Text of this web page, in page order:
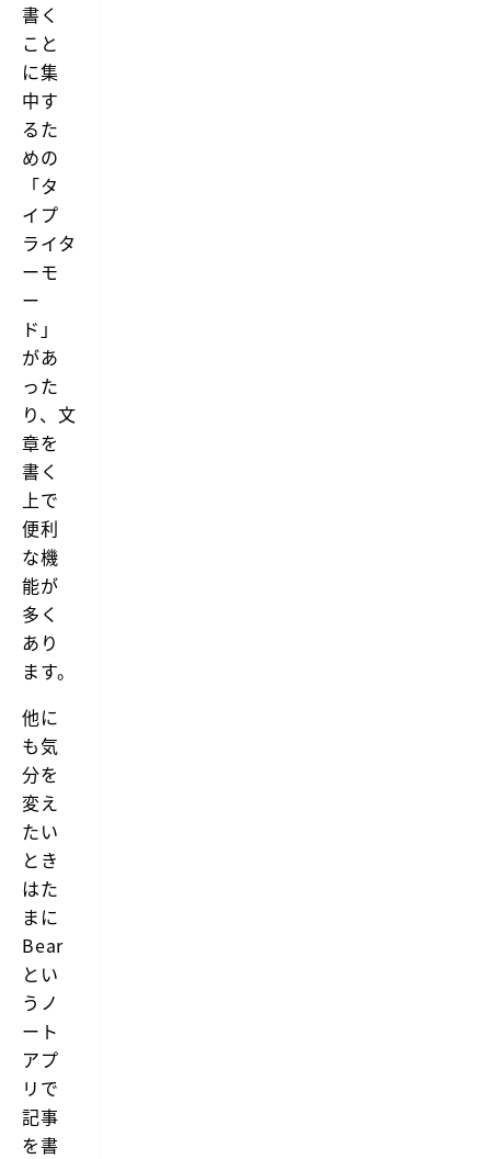
書く
こと
に集
中す
るた
めの
「タ
イプ
ライタ
ーモ
ー
ド」
があ
った
り、文
章を
書く
上で
便利
な機
能が
多く
あり
ます。
他に
も気
分を
変え
たい
とき
はた
まに
Bear
とい
うノ
ート
アプ
リで
記事
を書